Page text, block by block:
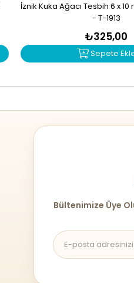
İznik Kuka Ağacı Tesbih 6 x
- T-1913
₺325,00
Sepete
Bültenimize Üye